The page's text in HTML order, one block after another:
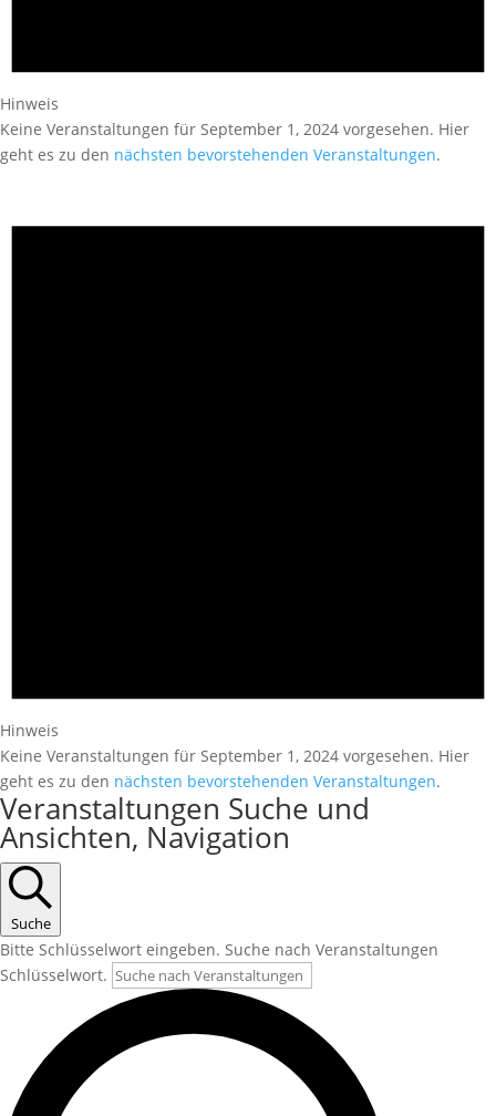
Hinweis
Keine Veranstaltungen für September 1, 2024 vorgesehen. Hier
geht es zu den nächsten bevorstehenden Veranstaltungen.
Hinweis
Keine Veranstaltungen für September 1, 2024 vorgesehen. Hier
geht es zu den nächsten bevorstehenden Veranstaltungen.
Veranstaltungen Suche und
Ansichten, Navigation
Suche
Bitte Schlüsselwort eingeben. Suche nach Veranstaltungen
Schlüsselwort.